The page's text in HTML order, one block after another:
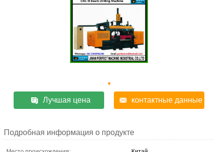
Лучшая цена контактные данные
Подробная информация о продукте